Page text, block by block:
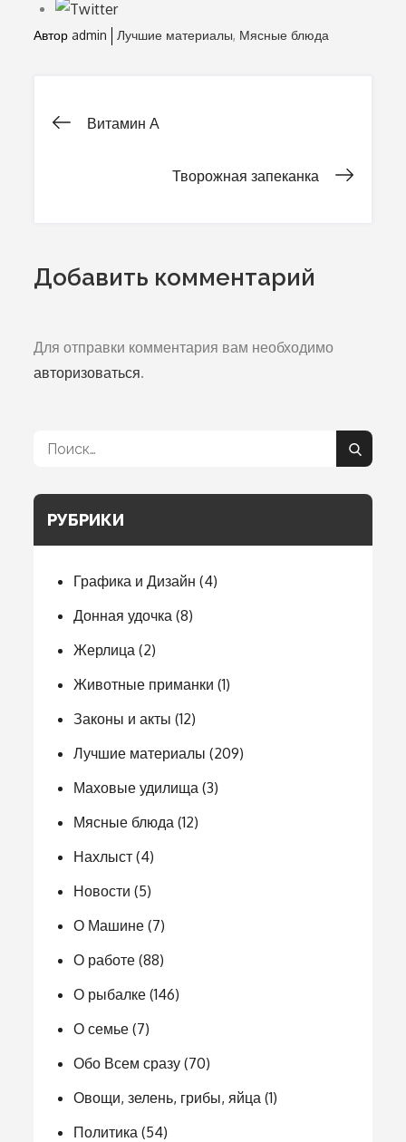
Авторadmin Лучшие материалы Мясные блюда
Навигация
Витамин А
Творожная запеканка
Добавить комментарий
Для отправки комментария вам необходимо
авторизоваться.
Поиск:
Поиск
РУБРИКИ
Графика и Дизайн (4)
Донная удочка (8)
Жерлица (2)
Животные приманки (1)
Законы и акты (12)
Лучшие материалы (209)
Маховые удилища (3)
Мясные блюда (12)
Нахлыст (4)
Новости (5)
О Машине (7)
О работе (88)
О рыбалке (146)
О семье (7)
Обо Всем сразу (70)
Овощи, зелень, грибы, яйца (1)
Политика (54)